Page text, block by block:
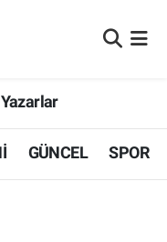
Yazarlar
GÜNCEL SPOR